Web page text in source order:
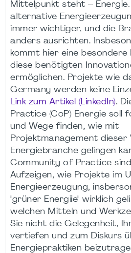
Mittelpunkt steht –
alternative
immer wichtiger, und die
anders ausrichten.
kommt hier eine besondere
diese benötigten
ermöglichen. Projekte wie
Germany werden keine
Link zum Artikel (LinkedIn).
Practice (CoP) Energie soll
und Wege finden, wie mit
Projektmanagement dieser
Energiebranche gelingen
Community of Practice
Aufzeigen, wie Projekte im
Energieerzeugung,
"grüner Energiie" wirklich
welchen Mitteln und
Sie nicht die Gelegenheit,
vertiefen und zum Diskurs
Energiepraktiken